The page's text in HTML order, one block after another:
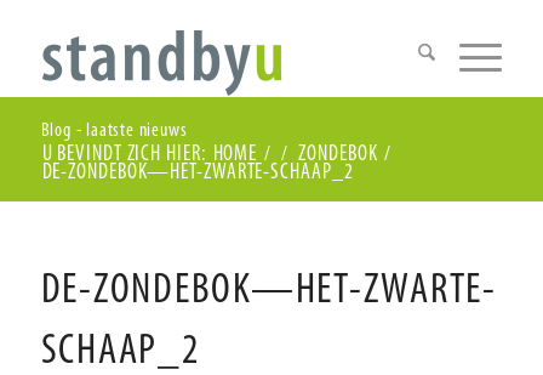
Blog - laatste nieuws
U BEVINDT ZICH HIER: HOME / / ZONDEBOK /
DE-ZONDEBOK—HET-ZWARTE-SCHAAP_2
DE-ZONDEBOK—HET-ZWARTE-
SCHAAP_2